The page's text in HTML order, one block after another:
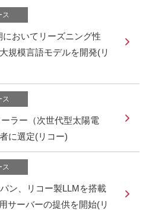
ス
おいてリーズニング性
規模言語モデルを開発(リ
ス
ラー（次世代型太陽電
に選定(リコー)
ス
ン、リコー製LLMを搭載
サーバーの提供を開始(リ